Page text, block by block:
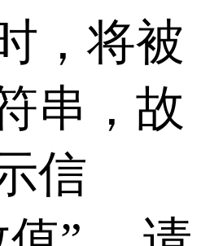
，将被
串，故
信